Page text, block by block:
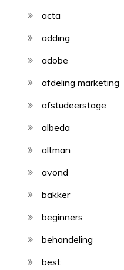
acta
adding
adobe
afdeling marketing
afstudeerstage
albeda
altman
avond
bakker
beginners
behandeling
best